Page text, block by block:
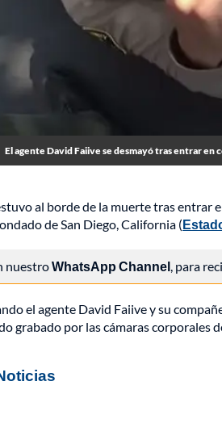
El agente David Faiive se desmayó tras entrar
al borde de la muerte tras
de San Diego, California (
nuestroWhatsApp Channel, para
el agente David Faiive y su
grabado por las cámaras corporales